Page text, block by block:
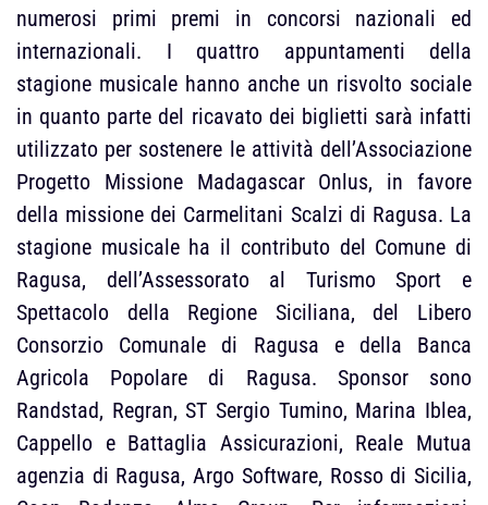
numerosi primi premi in concorsi nazionali ed
internazionali. I quattro appuntamenti della
stagione musicale hanno anche un risvolto sociale
in quanto parte del ricavato dei biglietti sarà infatti
utilizzato per sostenere le attività dell’Associazione
Progetto Missione Madagascar Onlus, in favore
della missione dei Carmelitani Scalzi di Ragusa. La
stagione musicale ha il contributo del Comune di
Ragusa, dell’Assessorato al Turismo Sport e
Spettacolo della Regione Siciliana, del Libero
Consorzio Comunale di Ragusa e della Banca
Agricola Popolare di Ragusa. Sponsor sono
Randstad, Regran, ST Sergio Tumino, Marina Iblea,
Cappello e Battaglia Assicurazioni, Reale Mutua
agenzia di Ragusa, Argo Software, Rosso di Sicilia,